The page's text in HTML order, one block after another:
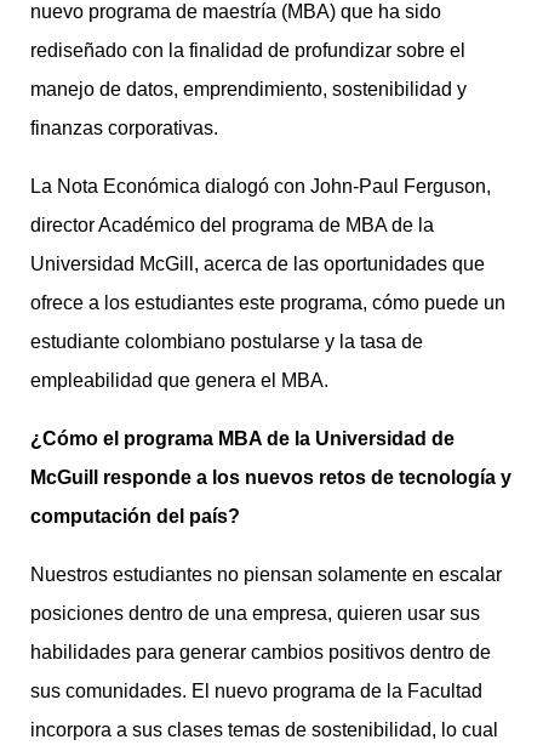
nuevo programa de maestría (MBA) que ha sido
rediseñado con la finalidad de profundizar sobre el
manejo de datos, emprendimiento, sostenibilidad y
finanzas corporativas.
La Nota Económica dialogó con John-Paul Ferguson,
director Académico del programa de MBA de la
Universidad McGill, acerca de las oportunidades que
ofrece a los estudiantes este programa, cómo puede un
estudiante colombiano postularse y la tasa de
empleabilidad que genera el MBA.
¿Cómo el programa MBA de la Universidad de
McGuill responde a los nuevos retos de tecnología y
computación del país?
Nuestros estudiantes no piensan solamente en escalar
posiciones dentro de una empresa, quieren usar sus
habilidades para generar cambios positivos dentro de
sus comunidades. El nuevo programa de la Facultad
incorpora a sus clases temas de sostenibilidad, lo cual